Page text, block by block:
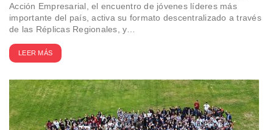
Acción Empresarial, el encuentro de jóvenes líderes más
importante del país, activa su formato descentralizado a través
de las Réplicas Regionales, y…
LEER MÁS